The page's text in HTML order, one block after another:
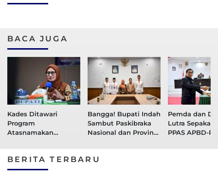
BACA JUGA
Kades Ditawari
Program
Atasnamakan
Tertipu!
Bangga! Bupati Indah
Sambut Paskibraka
Nasional dan Provinsi
Pemda dan
Lutra Sepakati
PPAS APBD-P
BERITA TERBARU